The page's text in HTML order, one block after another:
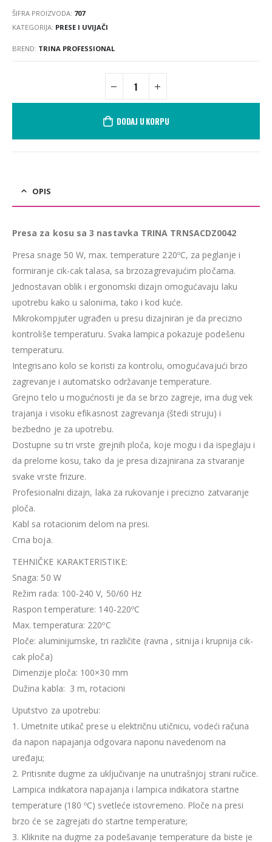
ŠIFRA PROIZVODA: 707
KATEGORIJA: PRESE I UVIJAČI
BREND: TRINA PROFESSIONAL
DODAJ U KORPU
OPIS
Presa za kosu sa 3 nastavka TRINA TRNSACDZ0042
Presa snage 50 W, max. temperature 220ºC, za peglanje i
formiranje cik-cak talasa, sa brzozagrevajućim pločama.
Jednostavan oblik i ergonomski dizajn omogućavaju laku
upotrebu kako u salonima, tako i kod kuće.
Mikrokompjuter ugrađen u presu dizajniran je da precizno
kontroliše temperaturu. Svaka lampica pokazuje podešenu
temperaturu.
Integrisano kolo se koristi za kontrolu, omogućavajući brzo
zagrevanje i automatsko održavanje temperature.
Grejno telo u mogućnosti je da se brzo zagreje, ima dug vek
trajanja i visoku efikasnost zagrevanja (štedi struju) i
bezbedno je za upotrebu.
Dostupne su tri vrste grejnih ploča, koje mogu i da ispeglaju i
da prelome kosu, tako da je presa dizajnirana za stvaranje
svake vrste frizure.
Profesionalni dizajn, laka za rukovanje i precizno zatvaranje
ploča.
Kabl sa rotacionim delom na presi.
Crna boja.
TEHNIČKE KARAKTERISTIKE:
Snaga: 50 W
Režim rada: 100-240 V, 50/60 Hz
Raspon temperature: 140-220ºC
Max. temperatura: 220ºC
Ploče: aluminijumske, tri različite (ravna , sitnija i krupnija cik-
cak ploča)
Dimenzije ploča: 100×30 mm
Dužina kabla: 3 m, rotacioni
Uputstvo za upotrebu:
1. Umetnite utikač prese u električnu utičnicu, vodeći računa
da napon napajanja odgovara naponu navedenom na
uređaju;
2. Pritisnite dugme za uključivanje na unutrašnjoj strani ručice.
Lampica indikatora napajanja i lampica indikatora startne
temperature (180 ºC) svetleće istovremeno. Ploče na presi
brzo će se zagrejati do startne temperature;
3. Kliknite na dugme za podešavanje temperature da biste je